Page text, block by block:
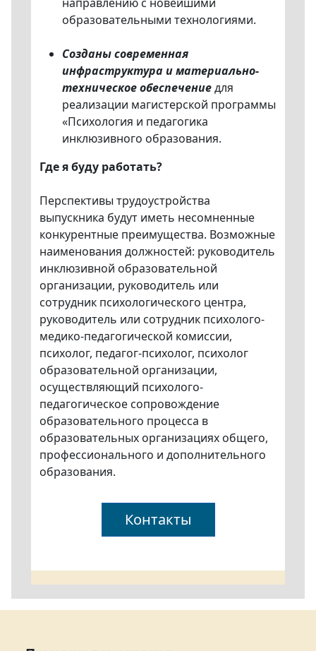
Контакты
образовательными технологиями.
Созданы современная
инфраструктура и материально-
техническое обеспечениедля
реализации магистерской программы
«Психология и педагогика
инклюзивного образования.
Где я буду работать?
Перспективы трудоустройства
выпускника будут иметь несомненные
конкурентные преимущества. Возможные
наименования должностей: руководитель
инклюзивной образовательной
организации, руководитель или
сотрудник психологического центра,
руководитель или сотрудник психолого-
медико-педагогической комиссии,
психолог, педагог-психолог, психолог
образовательной организации,
осуществляющий психолого-
педагогическое сопровождение
образовательного процесса в
образовательных организациях общего,
профессионального и дополнительного
образования.